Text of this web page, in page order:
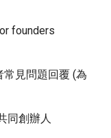
founders
常見問題回覆 (為
同創辦人